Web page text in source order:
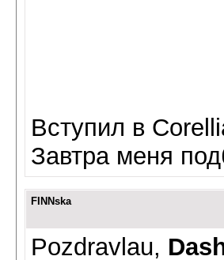
Вступил в
Завтра меня
FINNska
Pozdravlau,